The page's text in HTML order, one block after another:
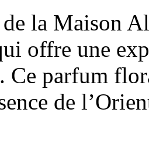
la Maison
offre une
Ce parfum
de